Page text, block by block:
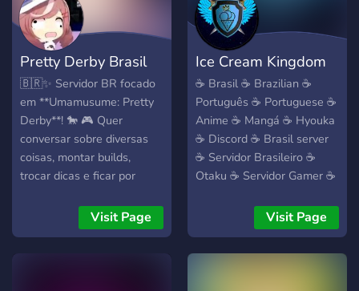
Pretty Derby Brasil
🇧🇷✨ Servidor BR focado
em **Umamusume: Pretty
Derby**! 🐎 🎮 Quer
conversar sobre diversas
coisas, montar builds,
trocar dicas e ficar por
jogo? Entre na Pretty Derby
Brasil! 📌 O que temos: ・
Visit Page
Ice Cream Kingdom
☕ Brasil ☕ Brazilian ☕
Português ☕ Portuguese ☕
Anime ☕ Mangá ☕ Hyouka
☕ Discord ☕ Brasil server
☕ Servidor Brasileiro ☕
Otaku ☕ Servidor Gamer ☕
Servidor NSFW ☕ Emoji
Global ☕ BR
Visit Page